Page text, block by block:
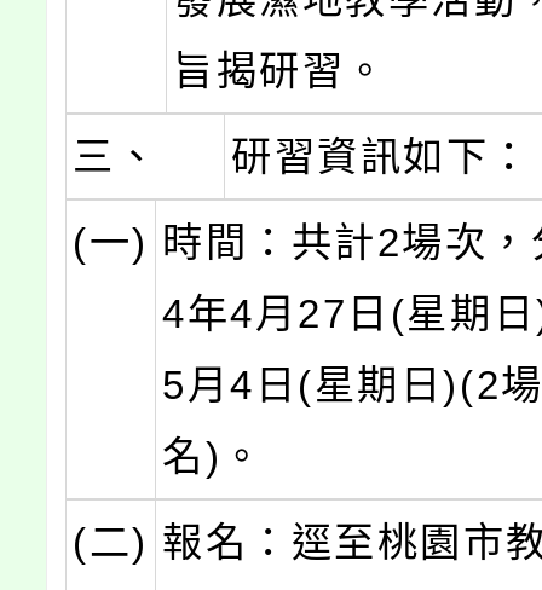
旨揭研習。
三、
研習資訊如下：
(一) 時間：共計2場次
4年4月27日(星期
5月4日(星期日)(2
名)。
(二) 報名：逕至桃園市